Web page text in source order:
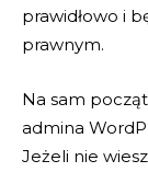
prawidłowo i
prawnym.
Na sam
admina
Jeżeli nie